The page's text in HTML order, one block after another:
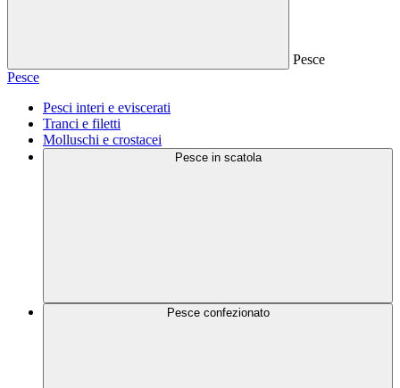
Pesce
Pesce
Pesci interi e eviscerati
Tranci e filetti
Molluschi e crostacei
Pesce in scatola
Pesce confezionato